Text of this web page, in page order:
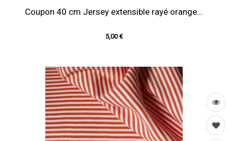
Coupon 40 cm Jersey extensible rayé orange...
5,00 €